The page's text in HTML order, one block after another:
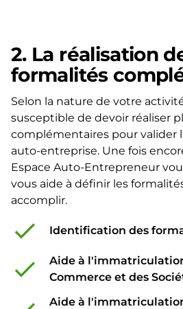
2. La réalisation
formalités
Selon la nature de votre
susceptible de devoir réaliser
complémentaires pour valider
auto-entreprise. Une fois
Espace Auto-Entrepreneur
vous aide à définir les
accomplir.
check Identification des
check
Aide à
Commerce et des
Aide à